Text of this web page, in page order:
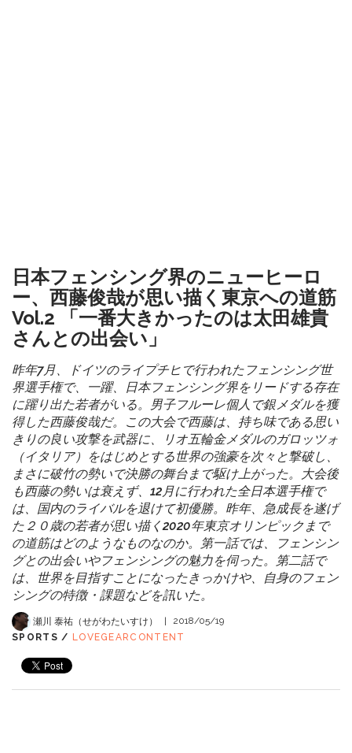
日本フェンシング界のニューヒーロ
ー、西藤俊哉が思い描く東京への道筋
Vol.2 「一番大きかったのは太田雄貴
さんとの出会い」
昨年7月、ドイツのライプチヒで行われたフェンシング世
界選手権で、一躍、日本フェンシング界をリードする存在
に躍り出た若者がいる。男子フルーレ個人で銀メダルを獲
得した西藤俊哉だ。この大会で西藤は、持ち味である思い
きりの良い攻撃を武器に、リオ五輪金メダルのガロッツォ
（イタリア）をはじめとする世界の強豪を次々と撃破し、
まさに破竹の勢いで決勝の舞台まで駆け上がった。大会後
も西藤の勢いは衰えず、12月に行われた全日本選手権で
は、国内のライバルを退けて初優勝。昨年、急成長を遂げ
た２０歳の若者が思い描く2020年東京オリンピックまで
の道筋はどのようなものなのか。第一話では、フェンシン
グとの出会いやフェンシングの魅力を伺った。第二話で
は、世界を目指すことになったきっかけや、自身のフェン
シングの特徴・課題などを訊いた。
瀬川 泰祐（せがわたいすけ） |
2018/05/19
SPORTS / LOVEGEARCONTENT